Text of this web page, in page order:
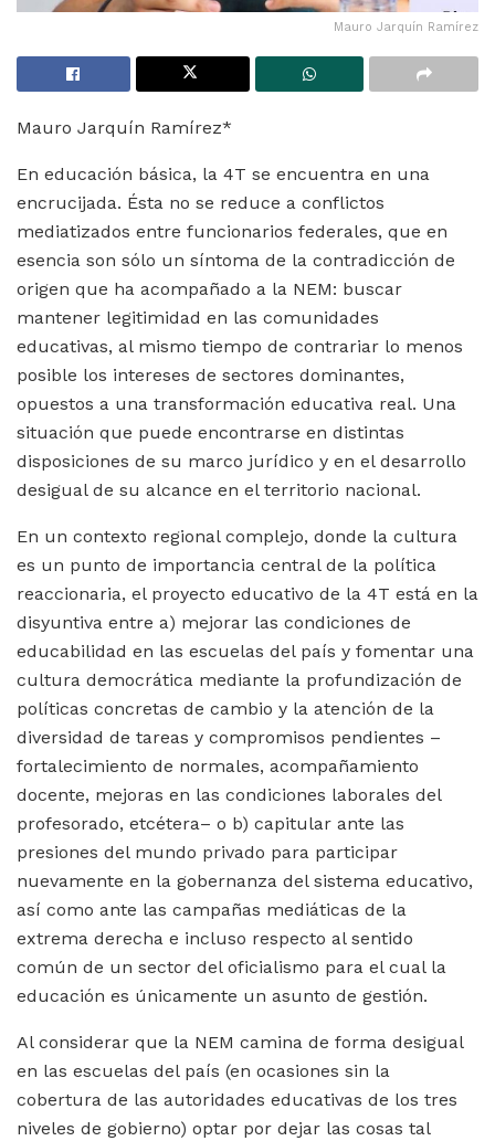
Mauro Jarquín Ramírez
Mauro Jarquín Ramírez*
En educación básica, la 4T se encuentra en una
encrucijada. Ésta no se reduce a conflictos
mediatizados entre funcionarios federales, que en
esencia son sólo un síntoma de la contradicción de
origen que ha acompañado a la NEM: buscar
mantener legitimidad en las comunidades
educativas, al mismo tiempo de contrariar lo menos
posible los intereses de sectores dominantes,
opuestos a una transformación educativa real. Una
situación que puede encontrarse en distintas
disposiciones de su marco jurídico y en el desarrollo
desigual de su alcance en el territorio nacional.
En un contexto regional complejo, donde la cultura
es un punto de importancia central de la política
reaccionaria, el proyecto educativo de la 4T está en la
disyuntiva entre a) mejorar las condiciones de
educabilidad en las escuelas del país y fomentar una
cultura democrática mediante la profundización de
políticas concretas de cambio y la atención de la
diversidad de tareas y compromisos pendientes –
fortalecimiento de normales, acompañamiento
docente, mejoras en las condiciones laborales del
profesorado, etcétera– o b) capitular ante las
presiones del mundo privado para participar
nuevamente en la gobernanza del sistema educativo,
así como ante las campañas mediáticas de la
extrema derecha e incluso respecto al sentido
común de un sector del oficialismo para el cual la
educación es únicamente un asunto de gestión.
Al considerar que la NEM camina de forma desigual
en las escuelas del país (en ocasiones sin la
cobertura de las autoridades educativas de los tres
niveles de gobierno) optar por dejar las cosas tal